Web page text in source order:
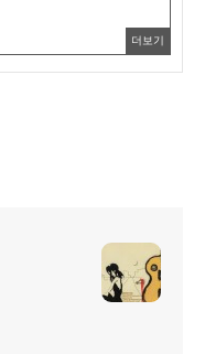
더보기